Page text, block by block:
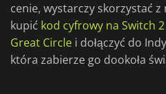
cenie, wystarczy skorzystać
kupić kod cyfrowy na Switch
Great Circle i dołączyć do
która zabierze go dookoła